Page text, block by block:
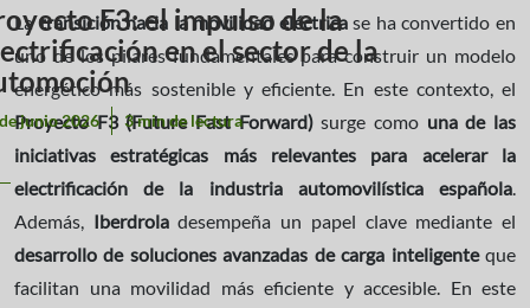
F3: el impulso de la
en el sector de la
junio 2026 3 min de lectura
Latransición hacia la movilidad eléctricase ha convertido en
uno de los pilares fundamentales para construir un modelo
energético más sostenible y eficiente. En este contexto, el
Proyecto F3 (Future Fast Forward)surge como una de las
iniciativas estratégicas más relevantes para acelerar la
electrificación de la industria automovilística española.
Además, Iberdroladesempeña un papel clave mediante el
desarrollo de soluciones avanzadas de carga inteligenteque
facilitan una movilidad más eficiente y accesible. En este